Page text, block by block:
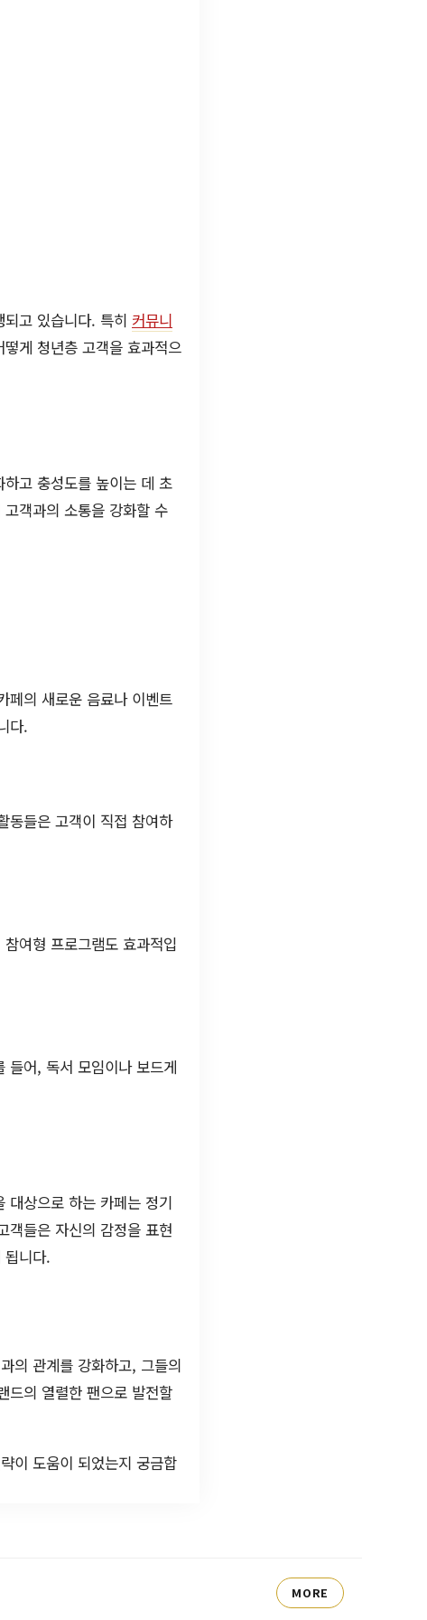
고 있습니다. 특히 커뮤니
게 청년층 고객을 효과적으
고 충성도를 높이는 데 초
객과의 소통을 강화할 수
페의 새로운 음료나 이벤트
다.
동들은 고객이 직접 참여하
여형 프로그램도 효과적입
들어, 독서 모임이나 보드게
대상으로 하는 카페는 정기
객들은 자신의 감정을 표현
됩니다.
의 관계를 강화하고, 그들의
드의 열렬한 팬으로 발전할
이 도움이 되었는지 궁금합
MORE